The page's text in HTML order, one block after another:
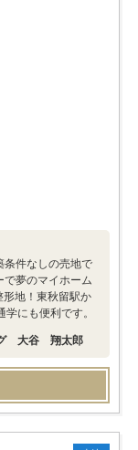
件なしの売地で
で夢のマイホーム
地！東秋留駅か
にも便利です。
グ 大谷 翔太郎